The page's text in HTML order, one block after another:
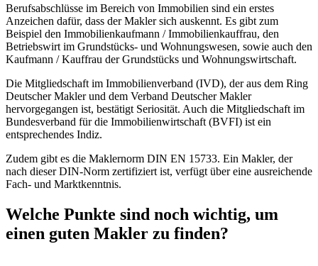
Berufsabschlüsse im Bereich von Immobilien sind ein erstes
Anzeichen dafür, dass der Makler sich auskennt. Es gibt zum
Beispiel den Immobilienkaufmann / Immobilienkauffrau, den
Betriebswirt im Grundstücks- und Wohnungswesen, sowie auch den
Kaufmann / Kauffrau der Grundstücks und Wohnungswirtschaft.
Die Mitgliedschaft im Immobilienverband (IVD), der aus dem Ring
Deutscher Makler und dem Verband Deutscher Makler
hervorgegangen ist, bestätigt Seriosität. Auch die Mitgliedschaft im
Bundesverband für die Immobilienwirtschaft (BVFI) ist ein
entsprechendes Indiz.
Zudem gibt es die Maklernorm DIN EN 15733. Ein Makler, der
nach dieser DIN-Norm zertifiziert ist, verfügt über eine ausreichende
Fach- und Marktkenntnis.
Welche Punkte sind noch wichtig, um
einen guten Makler zu finden?